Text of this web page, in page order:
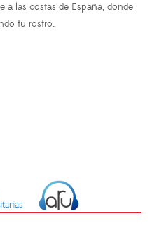
a las costas de España, donde
tu rostro.